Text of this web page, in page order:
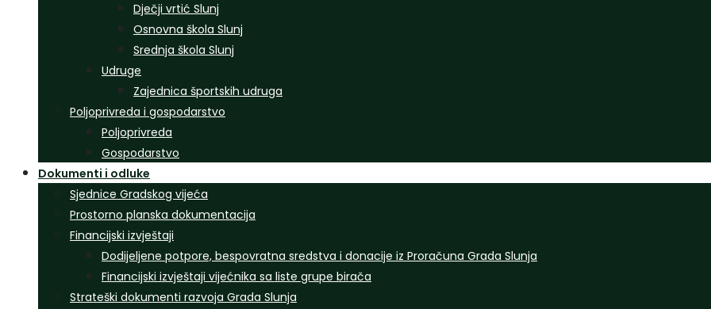
Dječji vrtić Slunj
Osnovna škola Slunj
Srednja škola Slunj
Udruge
Zajednica športskih udruga
Poljoprivreda i gospodarstvo
Poljoprivreda
Gospodarstvo
Dokumenti i odluke
Sjednice Gradskog vijeća
Prostorno planska dokumentacija
Financijski izvještaji
Dodijeljene potpore, bespovratna sredstva i donacije iz Proračuna Grada Slunja
Financijski izvještaji vijećnika sa liste grupe birača
Strateški dokumenti razvoja Grada Slunja